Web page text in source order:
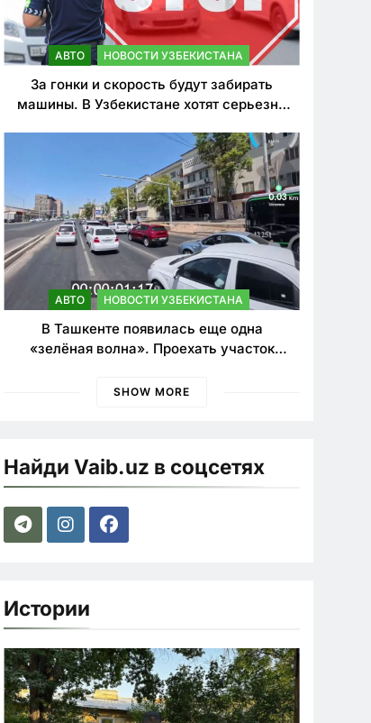
АВТО НОВОСТИ УЗБЕКИСТАНА
За гонки и скорость будут забирать
машины. В Узбекистане хотят серьезно
АВТО НОВОСТИ УЗБЕКИСТАНА
В Ташкенте появилась еще одна
«зелёная волна». Проехать участок
SHOW MORE
Найди Vaib.uz в соцсетях
Истории